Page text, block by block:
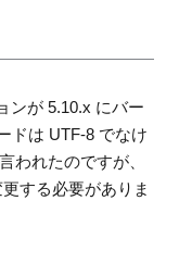
ンが 5.10.x にバー
ドは UTF-8 でなけ
われたのですが、
する必要がありま